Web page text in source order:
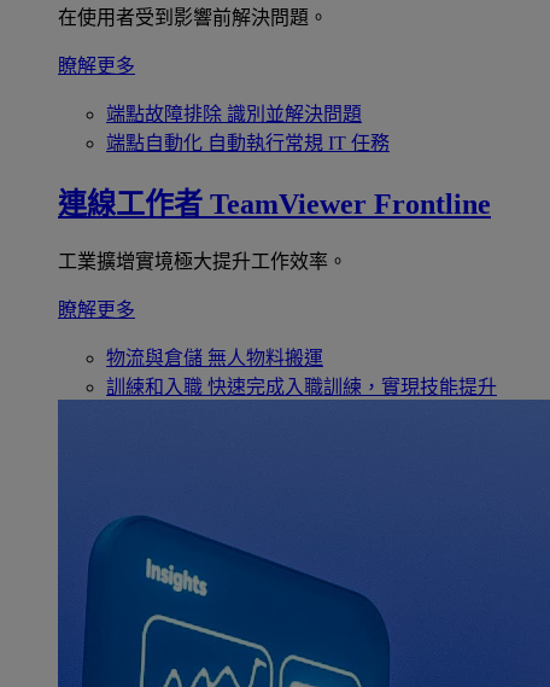
在使用者受到影響前解決問題。
瞭解更多
端點故障排除 識別並解決問題
端點自動化 自動執行常規 IT 任務
連線工作者 TeamViewer Frontline
工業擴增實境極大提升工作效率。
瞭解更多
物流與倉儲 無人物料搬運
訓練和入職 快速完成入職訓練，實現技能提升